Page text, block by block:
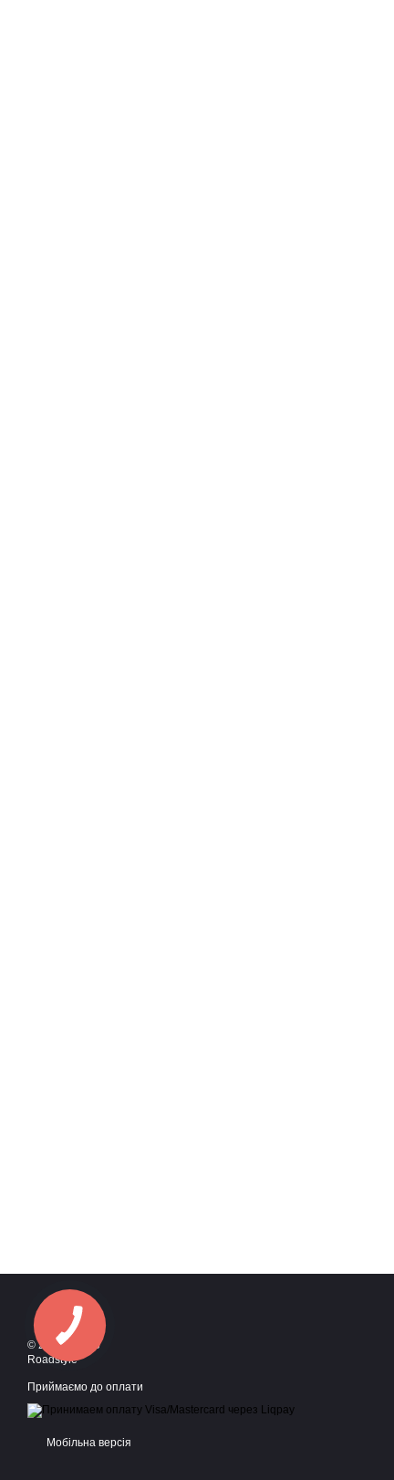
© 2016—2026
Roadstyle
Приймаємо до оплати
Мобільна версія